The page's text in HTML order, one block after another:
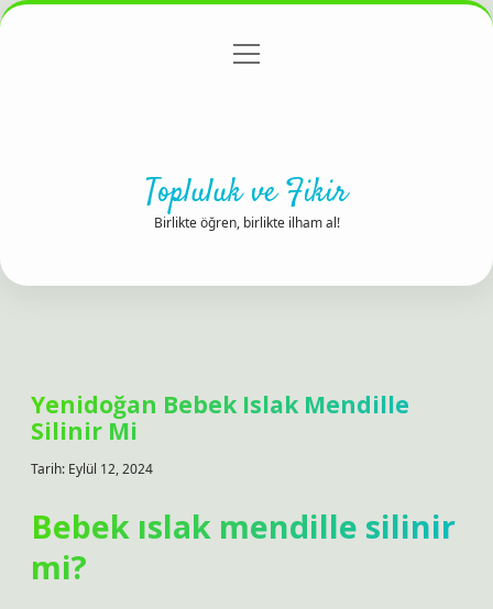
Gizlilik Politikası
menüyü
Topluluk ve Fikir
Birlikte öğren, birlikte ilham al!
Yenidoğan Bebek Islak Mendille
Silinir Mi
Tarih: Eylül 12, 2024
Bebek ıslak mendille silinir
mi?